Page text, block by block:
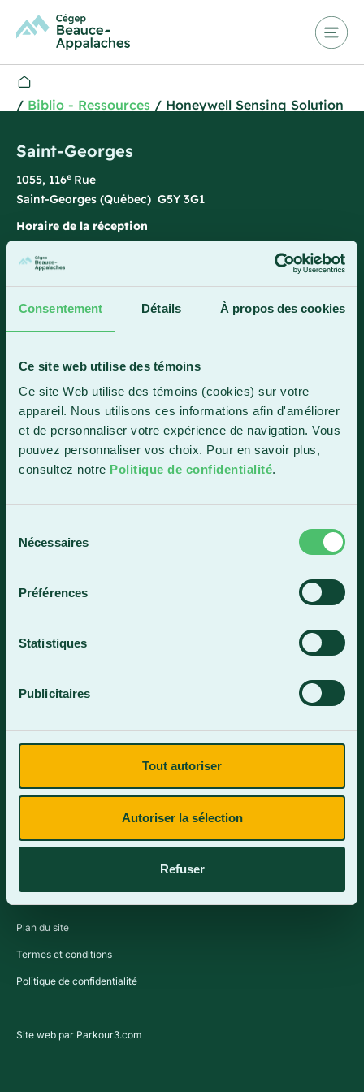
Consentement Détails À propos des cookies
Ce site web utilise des témoins
Ce site Web utilise des témoins (cookies) sur votre
appareil. Nous utilisons ces informations afin d'améliorer
et de personnaliser votre expérience de navigation. Vous
pouvez personnaliser vos choix. Pour en savoir plus,
consultez notre Politique de confidentialité.
Nécessaires
Préférences
Statistiques
Publicitaires
Tout autoriser
Autoriser la sélection
Refuser
/ Biblio - Ressources / Honeywell Sensing Solution
Saint-Georges
1055, 116e Rue
Saint-Georges (Québec) G5Y 3G1
Horaire de la réception
Lundi-vendredi : 7 h 45 à 15 h 45
418 228-8896
Sainte-Marie
1150, boul. Vachon Nord
Sainte-Marie (Québec) G6E 0R1
Horaire de la réception
Lundi-vendredi : 7 h 30 à 15 h 30
Lac-Mégantic
Lac-Mégantic (Québec) G6B 3B4
Lundi-vendredi : 8 h à 16 h
Plan du site
Termes et conditions
Politique de confidentialité
Site web par Parkour3.com